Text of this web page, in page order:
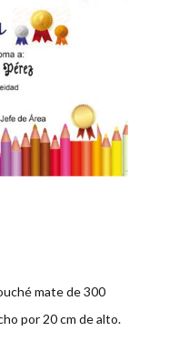
mate de 300
por 20 cm de alto.